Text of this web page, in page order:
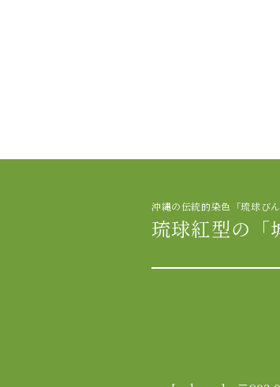
沖縄の伝統的染色「琉球び
琉球紅型の「